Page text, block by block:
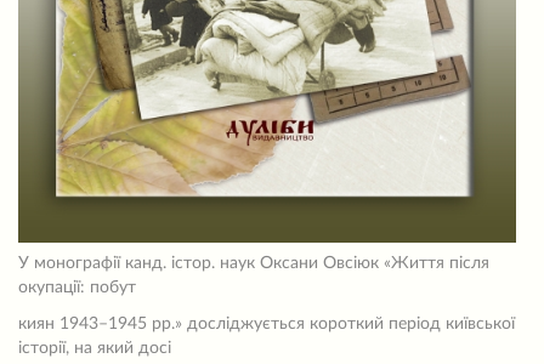
У монографії канд. істор. наук Оксани Овсіюк «Життя після
окупації: побут
киян 1943–1945 рр.» досліджується короткий період київської
історії, на який досі